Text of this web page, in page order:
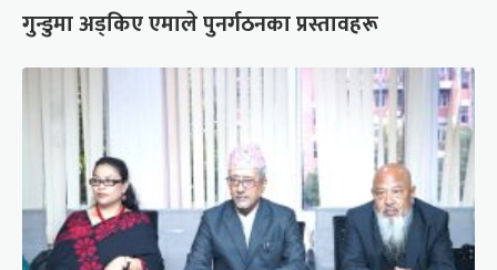
गुन्डुमा अड्किए एमाले पुनर्गठनका प्रस्तावहरू